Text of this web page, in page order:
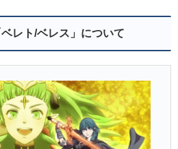
レト/ベレス」について